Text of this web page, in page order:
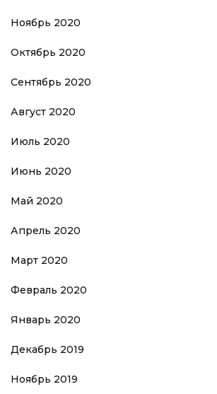
Ноябрь 2020
Октябрь 2020
Сентябрь 2020
Август 2020
Июль 2020
Июнь 2020
Май 2020
Апрель 2020
Март 2020
Февраль 2020
Январь 2020
Декабрь 2019
Ноябрь 2019